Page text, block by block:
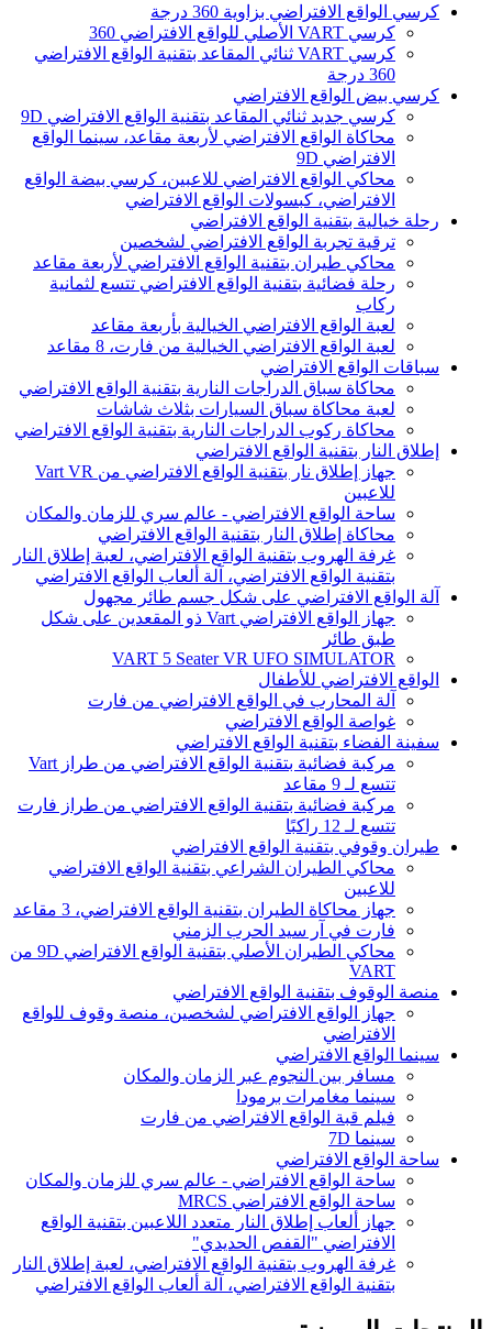
كرسي الواقع الافتراضي بزاوية 360 درجة
كرسي VART الأصلي للواقع الافتراضي 360
كرسي VART ثنائي المقاعد بتقنية الواقع الافتراضي
360 درجة
كرسي بيض الواقع الافتراضي
كرسي جديد ثنائي المقاعد بتقنية الواقع الافتراضي 9D
محاكاة الواقع الافتراضي لأربعة مقاعد، سينما الواقع
الافتراضي 9D
محاكي الواقع الافتراضي للاعبين، كرسي بيضة الواقع
الافتراضي، كبسولات الواقع الافتراضي
رحلة خيالية بتقنية الواقع الافتراضي
ترقية تجربة الواقع الافتراضي لشخصين
محاكي طيران بتقنية الواقع الافتراضي لأربعة مقاعد
رحلة فضائية بتقنية الواقع الافتراضي تتسع لثمانية
ركاب
لعبة الواقع الافتراضي الخيالية بأربعة مقاعد
لعبة الواقع الافتراضي الخيالية من فارت، 8 مقاعد
سباقات الواقع الافتراضي
محاكاة سباق الدراجات النارية بتقنية الواقع الافتراضي
لعبة محاكاة سباق السيارات بثلاث شاشات
محاكاة ركوب الدراجات النارية بتقنية الواقع الافتراضي
إطلاق النار بتقنية الواقع الافتراضي
جهاز إطلاق نار بتقنية الواقع الافتراضي من Vart VR
للاعبين
ساحة الواقع الافتراضي - عالم سري للزمان والمكان
محاكاة إطلاق النار بتقنية الواقع الافتراضي
غرفة الهروب بتقنية الواقع الافتراضي، لعبة إطلاق النار
بتقنية الواقع الافتراضي، آلة ألعاب الواقع الافتراضي
آلة الواقع الافتراضي على شكل جسم طائر مجهول
جهاز الواقع الافتراضي Vart ذو المقعدين على شكل
طبق طائر
VART 5 Seater VR UFO SIMULATOR
الواقع الافتراضي للأطفال
آلة المحارب في الواقع الافتراضي من فارت
غواصة الواقع الافتراضي
سفينة الفضاء بتقنية الواقع الافتراضي
مركبة فضائية بتقنية الواقع الافتراضي من طراز Vart
تتسع لـ 9 مقاعد
مركبة فضائية بتقنية الواقع الافتراضي من طراز فارت
تتسع لـ 12 راكبًا
طيران وقوفي بتقنية الواقع الافتراضي
محاكي الطيران الشراعي بتقنية الواقع الافتراضي
للاعبين
جهاز محاكاة الطيران بتقنية الواقع الافتراضي، 3 مقاعد
فارت في آر سيد الحرب الزمني
محاكي الطيران الأصلي بتقنية الواقع الافتراضي 9D من
VART
منصة الوقوف بتقنية الواقع الافتراضي
جهاز الواقع الافتراضي لشخصين، منصة وقوف للواقع
الافتراضي
سينما الواقع الافتراضي
مسافر بين النجوم عبر الزمان والمكان
سينما مغامرات برمودا
فيلم قبة الواقع الافتراضي من فارت
سينما 7D
ساحة الواقع الافتراضي
ساحة الواقع الافتراضي - عالم سري للزمان والمكان
ساحة الواقع الافتراضي MRCS
جهاز ألعاب إطلاق النار متعدد اللاعبين بتقنية الواقع
الافتراضي "القفص الحديدي"
غرفة الهروب بتقنية الواقع الافتراضي، لعبة إطلاق النار
بتقنية الواقع الافتراضي، آلة ألعاب الواقع الافتراضي